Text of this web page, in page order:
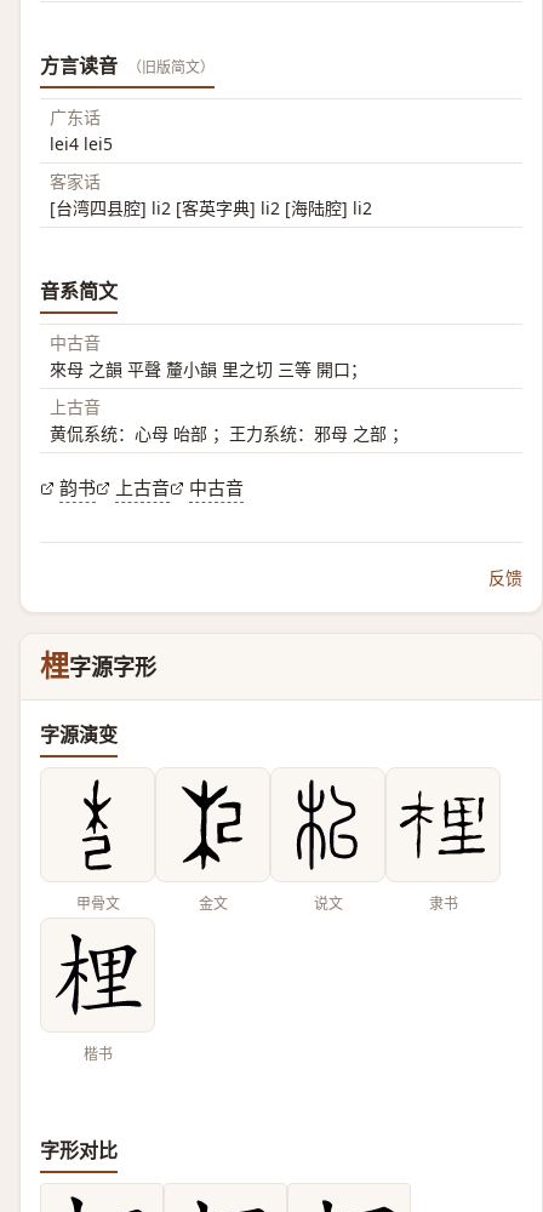
方言读音 （旧版简文）
广东话
lei4 lei5
客家话
[台湾四县腔] li2 [客英字典] li2 [海陆腔] li2
音系简文
中古音
來母 之韻 平聲 釐小韻 里之切 三等 開口；
上古音
黄侃系统：心母 咍部 ；王力系统：邪母 之部 ；
韵书 上古音 中古音
反馈
梩字源字形
字源演变
甲骨文 金文 说文 隶书
楷书
字形对比